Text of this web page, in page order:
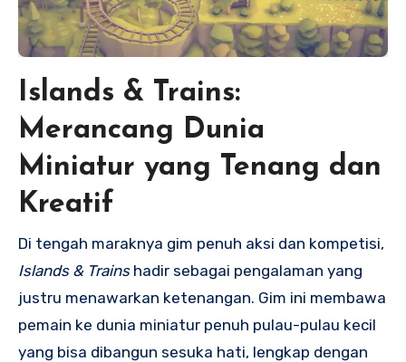
Islands & Trains:
Merancang Dunia
Miniatur yang Tenang dan
Kreatif
Di tengah maraknya gim penuh aksi dan kompetisi,
Islands & Trainshadir sebagai pengalaman yang
justru menawarkan ketenangan. Gim ini membawa
pemain ke dunia miniatur penuh pulau-pulau kecil
yang bisa dibangun sesuka hati, lengkap dengan